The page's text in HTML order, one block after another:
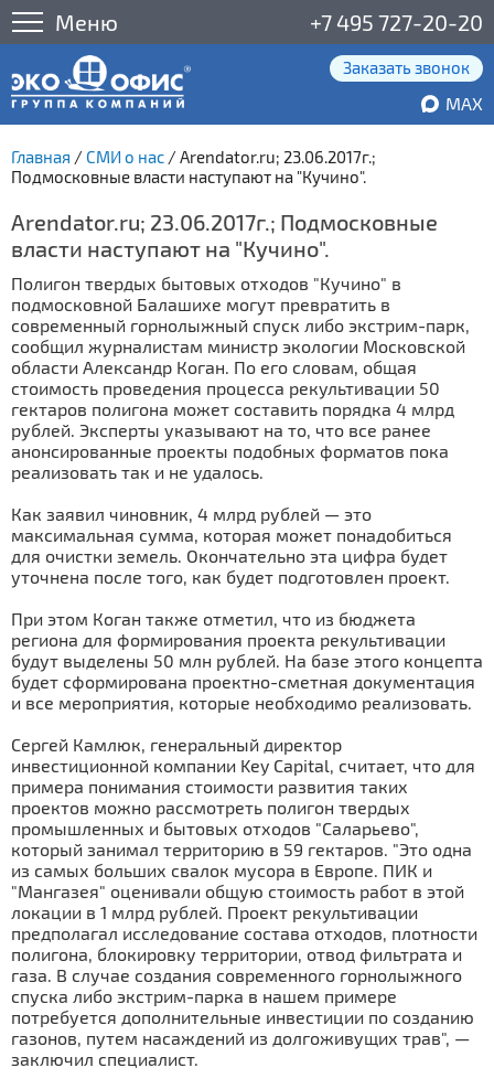
Меню +7 495 727-20-20
Заказать звонок
MAX
Главная / СМИ о нас /Arendator.ru; 23.06.2017г.;
Подмосковные власти наступают на "Кучино".
Arendator.ru; 23.06.2017г.; Подмосковные
власти наступают на "Кучино".
Полигон твердых бытовых отходов "Кучино" в
подмосковной Балашихе могут превратить в
современный горнолыжный спуск либо экстрим-парк,
сообщил журналистам министр экологии Московской
области Александр Коган. По его словам, общая
стоимость проведения процесса рекультивации 50
гектаров полигона может составить порядка 4 млрд
рублей. Эксперты указывают на то, что все ранее
анонсированные проекты подобных форматов пока
реализовать так и не удалось.
Как заявил чиновник, 4 млрд рублей — это
максимальная сумма, которая может понадобиться
для очистки земель. Окончательно эта цифра будет
уточнена после того, как будет подготовлен проект.
При этом Коган также отметил, что из бюджета
региона для формирования проекта рекультивации
будут выделены 50 млн рублей. На базе этого концепта
будет сформирована проектно-сметная документация
и все мероприятия, которые необходимо реализовать.
Сергей Камлюк, генеральный директор
инвестиционной компании Key Capital, считает, что для
примера понимания стоимости развития таких
проектов можно рассмотреть полигон твердых
промышленных и бытовых отходов "Саларьево",
который занимал территорию в 59 гектаров. "Это одна
из самых больших свалок мусора в Европе. ПИК и
"Мангазея" оценивали общую стоимость работ в этой
локации в 1 млрд рублей. Проект рекультивации
предполагал исследование состава отходов, плотности
полигона, блокировку территории, отвод фильтрата и
газа. В случае создания современного горнолыжного
спуска либо экстрим-парка в нашем примере
потребуется дополнительные инвестиции по созданию
газонов, путем насаждений из долгоживущих трав", —
заключил специалист.